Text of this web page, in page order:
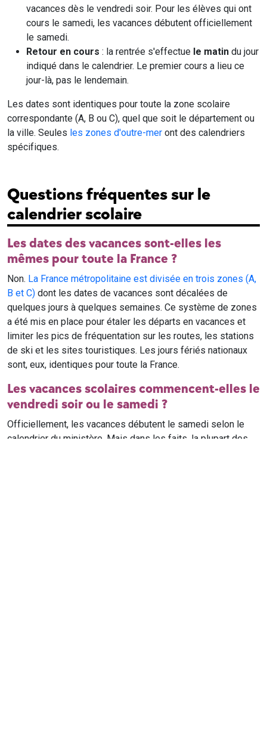
vacances dès le vendredi soir. Pour les élèves qui ont
cours le samedi, les vacances débutent officiellement
le samedi.
Retour en cours : la rentrée s'effectue le matin du jour
indiqué dans le calendrier. Le premier cours a lieu ce
jour-là, pas le lendemain.
Les dates sont identiques pour toute la zone scolaire
correspondante (A, B ou C), quel que soit le département ou
la ville. Seules les zones d'outre-mer ont des calendriers
spécifiques.
Questions fréquentes sur le
calendrier scolaire
Les dates des vacances sont-elles les
mêmes pour toute la France ?
Non. La France métropolitaine est divisée en trois zones (A,
B et C) dont les dates de vacances sont décalées de
quelques jours à quelques semaines. Ce système de zones
a été mis en place pour étaler les départs en vacances et
limiter les pics de fréquentation sur les routes, les stations
de ski et les sites touristiques. Les jours fériés nationaux
sont, eux, identiques pour toute la France.
Les vacances scolaires commencent-elles le
vendredi soir ou le samedi ?
Officiellement, les vacances débutent le samedi selon le
calendrier du ministère. Mais dans les faits, la plupart des